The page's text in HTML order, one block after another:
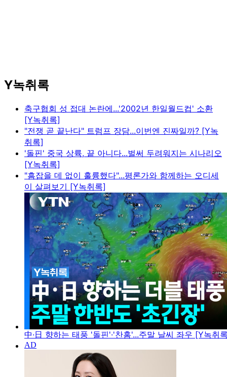
Y녹취록
축구협회 성 접대 논란에...'2002년 한일월드컵' 소환
[Y녹취록]
"전쟁 곧 끝난다" 트럼프 장담...이번엔 진짜일까? [Y녹
취록]
'돌핀' 중국 상륙, 끝 아니다...벌써 두려워지는 시나리오
[Y녹취록]
"흠잡을 데 없이 훌륭했다"...평론가와 함께하는 오디세
이 살펴보기 [Y녹취록]
中·日 향하는 태풍 '돌핀'·'찬홈'...주말 날씨 좌우 [Y녹취